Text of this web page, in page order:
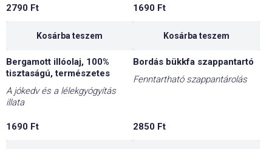
2790 Ft
Kosárba teszem
1690 Ft
Kosárba teszem
Bergamott illóolaj, 100%
tisztaságú, természetes
A jókedv és a lélekgyógyítás
illata
1690 Ft
Bordás bükkfa szappantartó
Fenntartható szappantárolás
2850 Ft